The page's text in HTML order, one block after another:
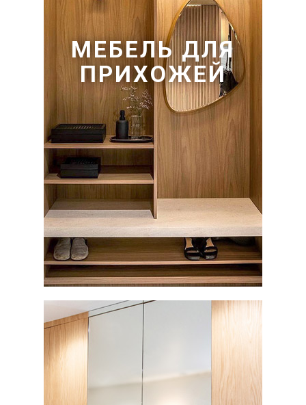
МЕБЕЛЬ ДЛЯ
ПРИХОЖЕЙ